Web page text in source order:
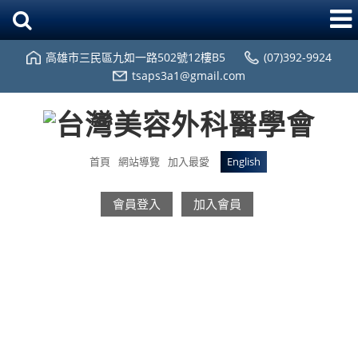
高雄市三民區九如一路502號12樓B5
(07)392-9924
tsaps3a1@gmail.com
首頁 網站導覽 加入最愛 English
會員登入 加入會員